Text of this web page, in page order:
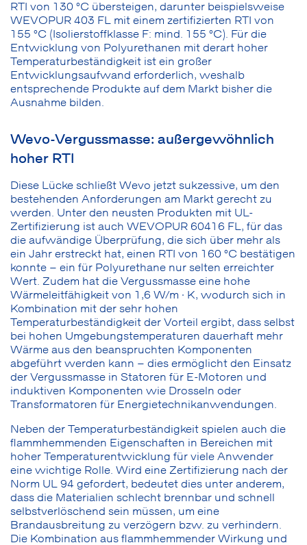
RTI von 130 °C übersteigen, darunter beispielsweise
WEVOPUR 403 FL mit einem zertifizierten RTI von
155 °C (Isolierstoffklasse F: mind. 155 °C). Für die
Entwicklung von Polyurethanen mit derart hoher
Temperaturbeständigkeit ist ein großer
Entwicklungsaufwand erforderlich, weshalb
entsprechende Produkte auf dem Markt bisher die
Ausnahme bilden.
Wevo-Vergussmasse: außergewöhnlich
hoher RTI
Diese Lücke schließt Wevo jetzt sukzessive, um den
bestehenden Anforderungen am Markt gerecht zu
werden. Unter den neusten Produkten mit UL-
Zertifizierung ist auch WEVOPUR 60416 FL, für das
die aufwändige Überprüfung, die sich über mehr als
ein Jahr erstreckt hat, einen RTI von 160 °C bestätigen
konnte – ein für Polyurethane nur selten erreichter
Wert. Zudem hat die Vergussmasse eine hohe
Wärmeleitfähigkeit von 1,6 W/m · K, wodurch sich in
Kombination mit der sehr hohen
Temperaturbeständigkeit der Vorteil ergibt, dass selbst
bei hohen Umgebungstemperaturen dauerhaft mehr
Wärme aus den beanspruchten Komponenten
abgeführt werden kann – dies ermöglicht den Einsatz
der Vergussmasse in Statoren für E-Motoren und
induktiven Komponenten wie Drosseln oder
Transformatoren für Energietechnikanwendungen.
Neben der Temperaturbeständigkeit spielen auch die
flammhemmenden Eigenschaften in Bereichen mit
hoher Temperaturentwicklung für viele Anwender
eine wichtige Rolle. Wird eine Zertifizierung nach der
Norm UL 94 gefordert, bedeutet dies unter anderem,
dass die Materialien schlecht brennbar und schnell
selbstverlöschend sein müssen, um eine
Brandausbreitung zu verzögern bzw. zu verhindern.
Die Kombination aus flammhemmender Wirkung und